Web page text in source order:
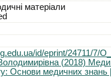
матеріали
id/eprint/24711/7/
(2018)
Основи медичних